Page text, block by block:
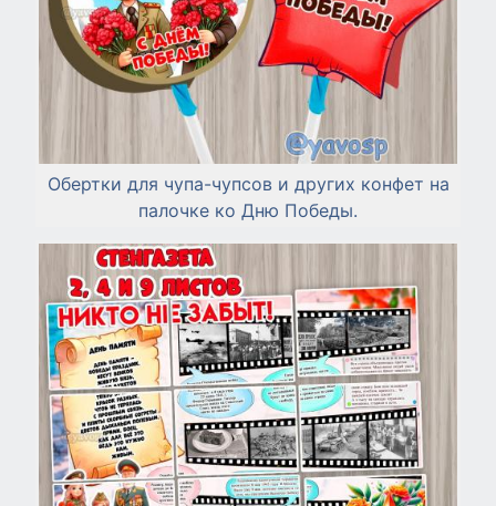
Обертки для чупа-чупсов и других конфет на
палочке ко Дню Победы.